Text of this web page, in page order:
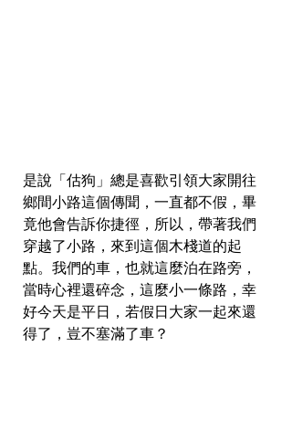
是說「估狗」總是喜歡引領大家開往
鄉間小路這個傳聞，一直都不假，畢
竟他會告訴你捷徑，所以，帶著我們
穿越了小路，來到這個木棧道的起
點。我們的車，也就這麼泊在路旁，
當時心裡還碎念，這麼小一條路，幸
好今天是平日，若假日大家一起來還
得了，豈不塞滿了車？